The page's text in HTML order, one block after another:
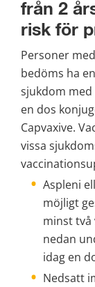
från 2
risk för
Personer
bedöms ha en
sjukdom
en dos
Capvaxive.
vissa
Aspleni
möjligt
minst två
nedan
idag en
Nedsatt